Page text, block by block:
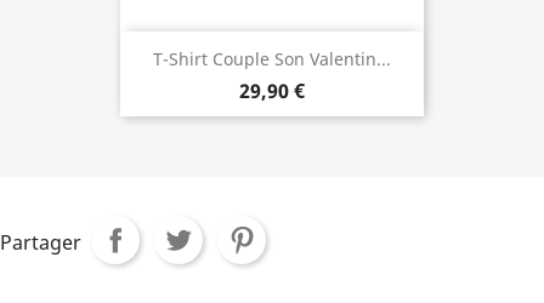
T-Shirt Couple Son Valentin...
29,90 €
Partager